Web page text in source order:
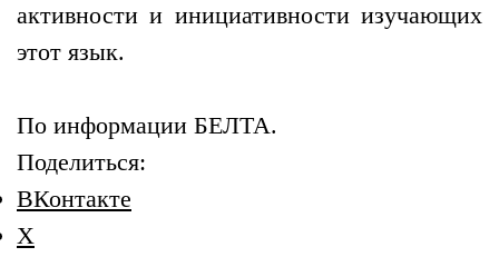
активности и инициативности изучающих
этот язык.
По информации БЕЛТА.
Поделиться:
ВКонтакте
X